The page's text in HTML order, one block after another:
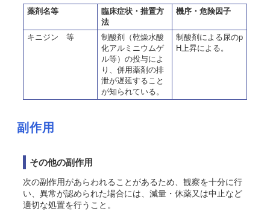
薬剤名等
臨床症状・措置方
法
機序・危険因子
キニジン 等
制酸剤（乾燥水酸
化アルミニウムゲ
ル等）の投与によ
り、併用薬剤の排
泄が遅延すること
が知られている。
制酸剤による尿のp
H上昇による。
副作用
その他の副作用
次の副作用があらわれることがあるため、観察を十分に行
い、異常が認められた場合には、減量・休薬又は中止など
適切な処置を行うこと。